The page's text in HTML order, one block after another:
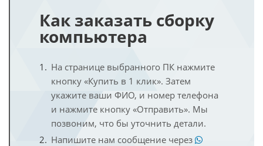
Как заказать сборку
компьютера
На странице выбранного ПК нажмите
кнопку «Купить в 1 клик». Затем
укажите ваши ФИО, и номер телефона
и нажмите кнопку «Отправить». Мы
позвоним, что бы уточнить детали.
Напишите нам сообщение через